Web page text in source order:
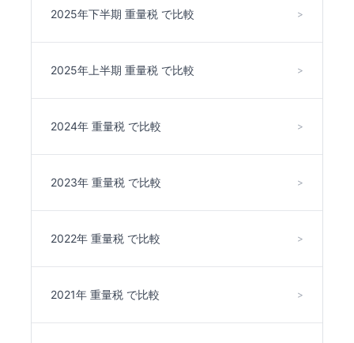
2025年下半期 重量税 で比較 >
2025年上半期 重量税 で比較 >
2024年 重量税 で比較 >
2023年 重量税 で比較 >
2022年 重量税 で比較 >
2021年 重量税 で比較 >